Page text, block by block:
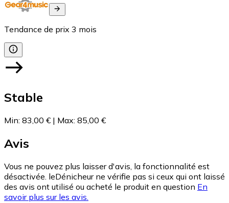
Tendance de prix 3 mois
Stable
Min: 83,00 € | Max: 85,00 €
Avis
Vous ne pouvez plus laisser d'avis, la fonctionnalité est
désactivée. leDénicheur ne vérifie pas si ceux qui ont laissé
des avis ont utilisé ou acheté le produit en question En
savoir plus sur les avis.